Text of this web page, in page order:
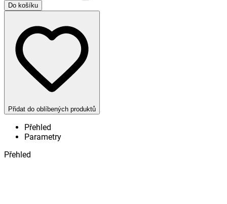
Do košíku
Přidat do oblíbených produktů
Přehled
Parametry
Přehled